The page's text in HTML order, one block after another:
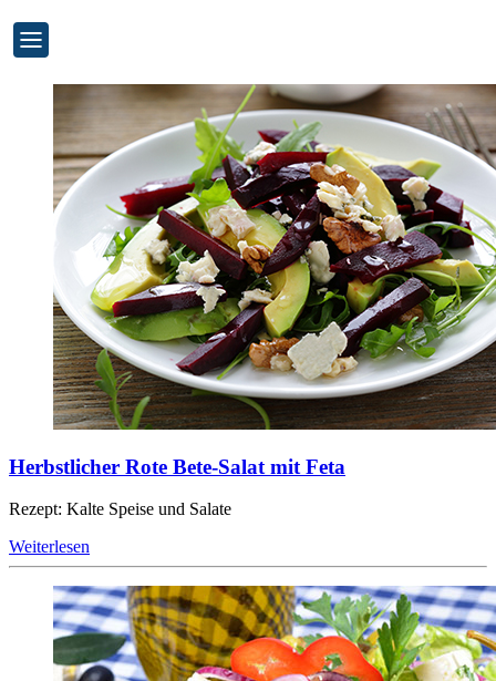
Herbstlicher Rote Bete-Salat mit Feta
Rezept: Kalte Speise und Salate
Weiterlesen